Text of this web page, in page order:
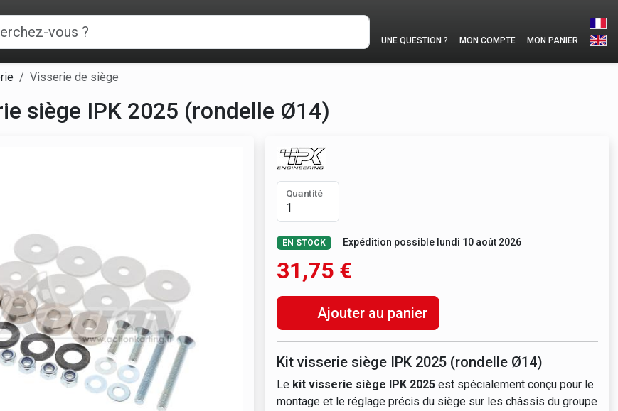
UNE QUESTION ? MON COMPTE MON PANIER
Visserie de siège
siège IPK 2025 (rondelle Ø14)
Quantité
EN STOCK Expédition possible lundi 10 août 2026
31,75 €
Ajouter au panier
Kit visserie siège IPK 2025 (rondelle Ø14)
Le kit visserie siège IPK 2025 est spécialement conçu pour le
montage et le réglage précis du siège sur les châssis du groupe